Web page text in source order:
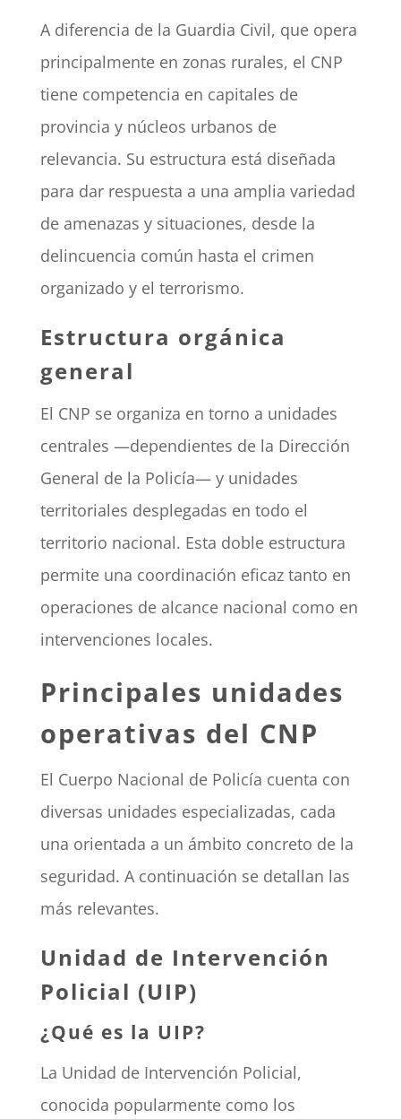
A diferencia de la Guardia Civil, que opera
principalmente en zonas rurales, el CNP
tiene competencia en capitales de
provincia y núcleos urbanos de
relevancia. Su estructura está diseñada
para dar respuesta a una amplia variedad
de amenazas y situaciones, desde la
delincuencia común hasta el crimen
organizado y el terrorismo.
Estructura orgánica
general
El CNP se organiza en torno a unidades
centrales —dependientes de la Dirección
General de la Policía— y unidades
territoriales desplegadas en todo el
territorio nacional. Esta doble estructura
permite una coordinación eficaz tanto en
operaciones de alcance nacional como en
intervenciones locales.
Principales unidades
operativas del CNP
El Cuerpo Nacional de Policía cuenta con
diversas unidades especializadas, cada
una orientada a un ámbito concreto de la
seguridad. A continuación se detallan las
más relevantes.
Unidad de Intervención
Policial (UIP)
¿Qué es la UIP?
La Unidad de Intervención Policial,
conocida popularmente como los